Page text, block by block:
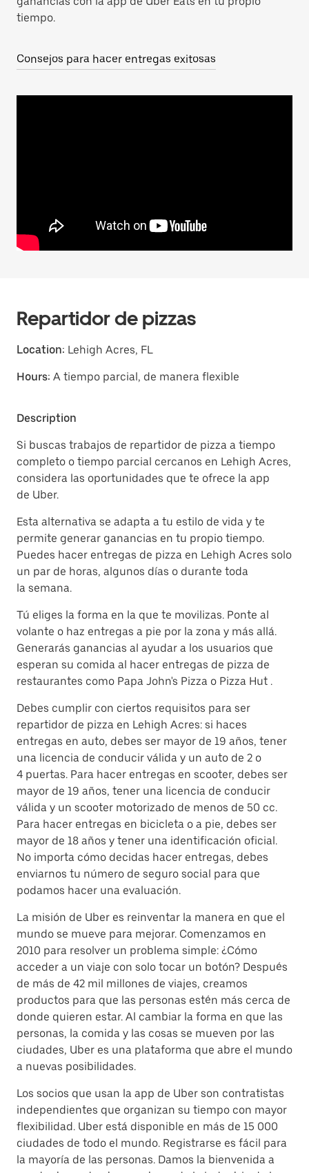
tiempo.
Consejos para hacer entregas exitosas
Repartidor de pizzas
Location: Lehigh Acres, FL
Hours: A tiempo parcial, de manera flexible
Description
Si buscas trabajos de repartidor de pizza a tiempo
completo o tiempo parcial cercanos en Lehigh Acres,
considera las oportunidades que te ofrece la app
de Uber.
Esta alternativa se adapta a tu estilo de vida y te
permite generar ganancias en tu propio tiempo.
Puedes hacer entregas de pizza en Lehigh Acres solo
un par de horas, algunos días o durante toda
la semana.
Tú eliges la forma en la que te movilizas. Ponte al
volante o haz entregas a pie por la zona y más allá.
Generarás ganancias al ayudar a los usuarios que
esperan su comida al hacer entregas de pizza de
restaurantes como Papa John's Pizza o Pizza Hut .
Debes cumplir con ciertos requisitos para ser
repartidor de pizza en Lehigh Acres: si haces
entregas en auto, debes ser mayor de 19 años, tener
una licencia de conducir válida y un auto de 2 o
4 puertas. Para hacer entregas en scooter, debes ser
mayor de 19 años, tener una licencia de conducir
válida y un scooter motorizado de menos de 50 cc.
Para hacer entregas en bicicleta o a pie, debes ser
mayor de 18 años y tener una identificación oficial.
No importa cómo decidas hacer entregas, debes
enviarnos tu número de seguro social para que
podamos hacer una evaluación.
La misión de Uber es reinventar la manera en que el
mundo se mueve para mejorar. Comenzamos en
2010 para resolver un problema simple: ¿Cómo
acceder a un viaje con solo tocar un botón? Después
de más de 42 mil millones de viajes, creamos
productos para que las personas estén más cerca de
donde quieren estar. Al cambiar la forma en que las
personas, la comida y las cosas se mueven por las
ciudades, Uber es una plataforma que abre el mundo
a nuevas posibilidades.
Los socios que usan la app de Uber son contratistas
independientes que organizan su tiempo con mayor
flexibilidad. Uber está disponible en más de 15 000
ciudades de todo el mundo. Registrarse es fácil para
la mayoría de las personas. Damos la bienvenida a